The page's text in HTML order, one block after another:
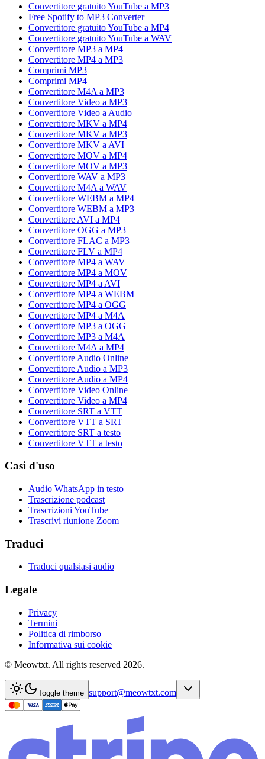
Convertitore gratuito YouTube a MP3
Free Spotify to MP3 Converter
Convertitore gratuito YouTube a MP4
Convertitore gratuito YouTube a WAV
Convertitore MP3 a MP4
Convertitore MP4 a MP3
Comprimi MP3
Comprimi MP4
Convertitore M4A a MP3
Convertitore Video a MP3
Convertitore Video a Audio
Convertitore MKV a MP4
Convertitore MKV a MP3
Convertitore MKV a AVI
Convertitore MOV a MP4
Convertitore MOV a MP3
Convertitore WAV a MP3
Convertitore M4A a WAV
Convertitore WEBM a MP4
Convertitore WEBM a MP3
Convertitore AVI a MP4
Convertitore OGG a MP3
Convertitore FLAC a MP3
Convertitore FLV a MP4
Convertitore MP4 a WAV
Convertitore MP4 a MOV
Convertitore MP4 a AVI
Convertitore MP4 a WEBM
Convertitore MP4 a OGG
Convertitore MP4 a M4A
Convertitore MP3 a OGG
Convertitore MP3 a M4A
Convertitore M4A a MP4
Convertitore Audio Online
Convertitore Audio a MP3
Convertitore Audio a MP4
Convertitore Video Online
Convertitore Video a MP4
Convertitore SRT a VTT
Convertitore VTT a SRT
Convertitore SRT a testo
Convertitore VTT a testo
Casi d'uso
Audio WhatsApp in testo
Trascrizione podcast
Trascrizioni YouTube
Trascrivi riunione Zoom
Traduci
Traduci qualsiasi audio
Legale
Privacy
Termini
Politica di rimborso
Informativa sui cookie
© Meowtxt. All rights reserved 2026.
Toggle theme support@meowtxt.com